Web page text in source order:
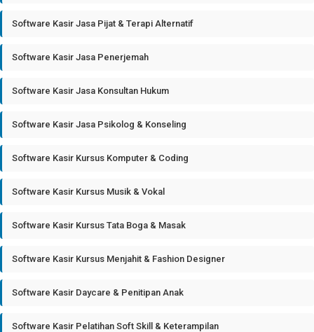
Software Kasir Jasa Pijat & Terapi Alternatif
Software Kasir Jasa Penerjemah
Software Kasir Jasa Konsultan Hukum
Software Kasir Jasa Psikolog & Konseling
Software Kasir Kursus Komputer & Coding
Software Kasir Kursus Musik & Vokal
Software Kasir Kursus Tata Boga & Masak
Software Kasir Kursus Menjahit & Fashion Designer
Software Kasir Daycare & Penitipan Anak
Software Kasir Pelatihan Soft Skill & Keterampilan